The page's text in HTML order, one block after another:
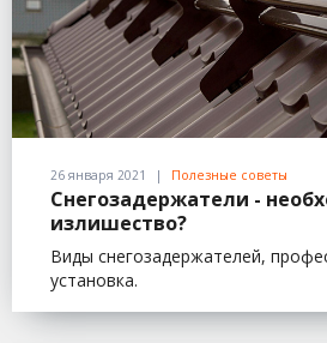
26 января 2021 Полезные советы
Снегозадержатели -
излишество?
Виды снегозадержателей,
установка.